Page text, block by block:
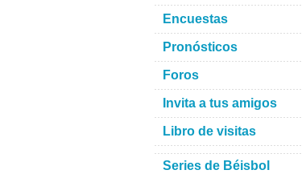
Encuestas
Pronósticos
Foros
Invita a tus amigos
Libro de visitas
Series de Béisbol